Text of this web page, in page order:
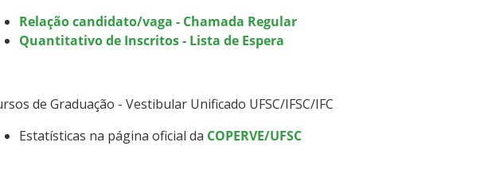
​​​​Relação candidato/vaga - Chamada Regular
Quantitativo de Inscritos - Lista de Espera
de Graduação - Vestibular Unificado UFSC/IFSC/IFC
Estatísticas na página oficial da COPERVE/UFSC